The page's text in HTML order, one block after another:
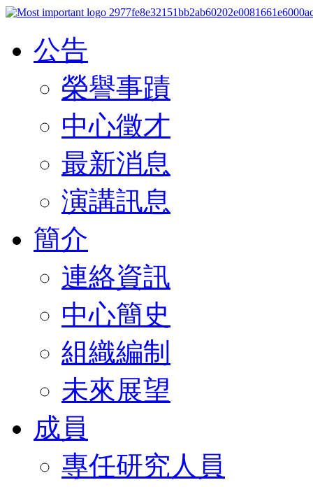
公告
榮譽事蹟
中心徵才
最新消息
演講訊息
簡介
連絡資訊
中心簡史
組織編制
未來展望
成員
專任研究人員